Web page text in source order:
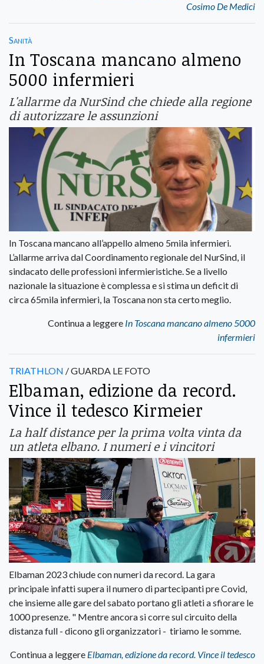
Cosimo De Medici
Sanità
In Toscana mancano almeno
5000 infermieri
L'allarme da NurSind che chiede alla regione
di autorizzare le assunzioni
In Toscana mancano all’appello almeno 5mila infermieri.
L’allarme arriva dal Coordinamento regionale del NurSind, il
sindacato delle professioni infermieristiche. Se a livello
nazionale la situazione è complessa e si stima un deficit di
circa 65mila infermieri, la Toscana non sta certo meglio.
Continua a leggere In Toscana mancano almeno 5000
infermieri
TRIATHLON / GUARDA LE FOTO
Elbaman, edizione da record.
Vince il tedesco Kirmeier
La half distance per la prima volta vinta da
un atleta elbano. I numeri e i vincitori
Elbaman 2023 chiude con numeri da record. La gara
principale infatti supera il numero di partecipanti pre Covid,
che insieme alle gare del sabato portano gli atleti a sfiorare le
1000 presenze. " Mentre ancora si corre sul circuito della
distanza full - dicono gli organizzatori - tiriamo le somme.
Continua a leggere Elbaman, edizione da record. Vince il tedesco